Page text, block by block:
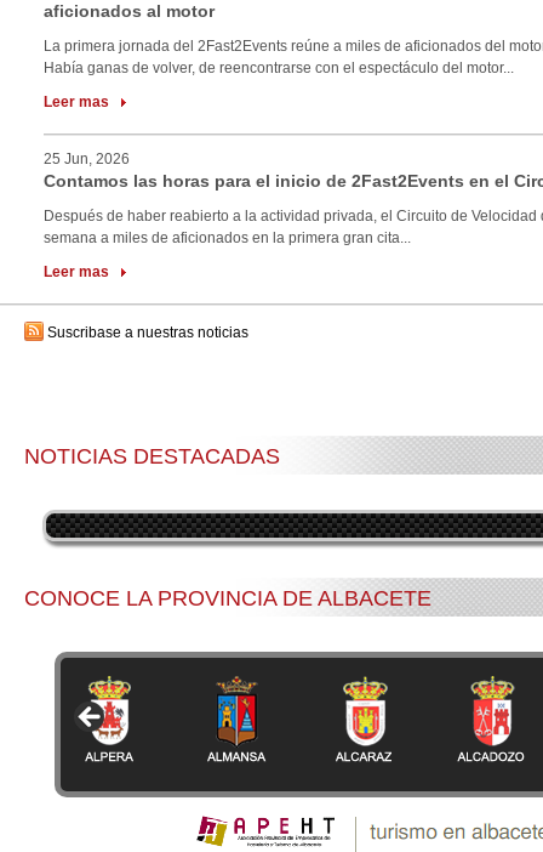
aficionados al motor
La primera jornada del 2Fast2Events reúne a miles de aficionados del
Había ganas de volver, de reencontrarse con el espectáculo del motor...
Leer mas
25 Jun, 2026
Contamos las horas para el inicio de 2Fast2Events en el
Después de haber reabierto a la actividad privada, el Circuito de Velocidad
semana a miles de aficionados en la primera gran cita...
Leer mas
Suscribase a nuestras noticias
NOTICIAS DESTACADAS
CONOCE LA PROVINCIA DE ALBACETE